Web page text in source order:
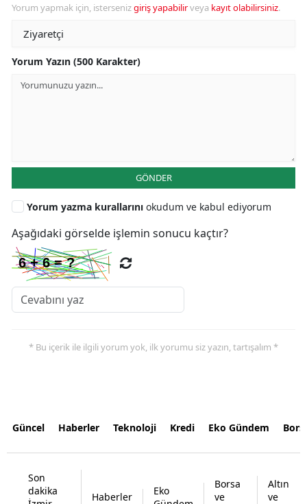
Yorum yapmak için, istersenizgiriş yapabilirveya kayıt olabilirsiniz.
Yorum Yazın (500 Karakter)
GÖNDER
Yorum yazma kurallarını okudum ve kabul ediyorum
Aşağıdaki görselde işlemin sonucu kaçtır?
* Bu içerik ile ilgili yorum yok, ilk yorumu siz yazın, tartışalım *
Güncel Haberler Teknoloji Kredi Eko Gündem
Son
dakika
Haberler
Eko
Borsa
ve
Altın
ve